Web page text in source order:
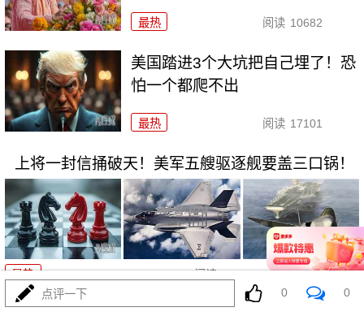
最热 阅读 10682
美国踏进3个大坑把自己埋了！恐
怕一个都爬不出
最热 阅读 17101
上将一封信捅破天！美军五艘驱逐舰要盖三口锅！
最热 阅读 7263 08-03
点评一下 0 0